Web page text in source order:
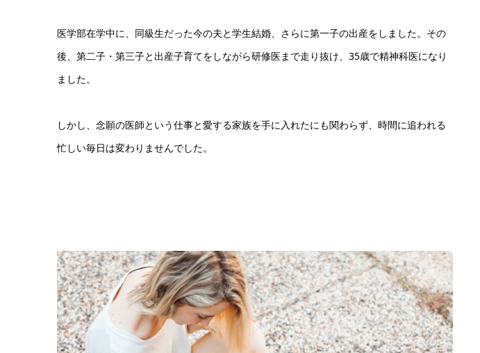
医学部在学中に、同級生だった今の夫と学生結婚、さらに第一子の出産をしました。その
後、第二子・第三子と出産子育てをしながら研修医まで走り抜け、35歳で精神科医になり
ました。
しかし、念願の医師という仕事と愛する家族を手に入れたにも関わらず、時間に追われる
忙しい毎日は変わりませんでした。